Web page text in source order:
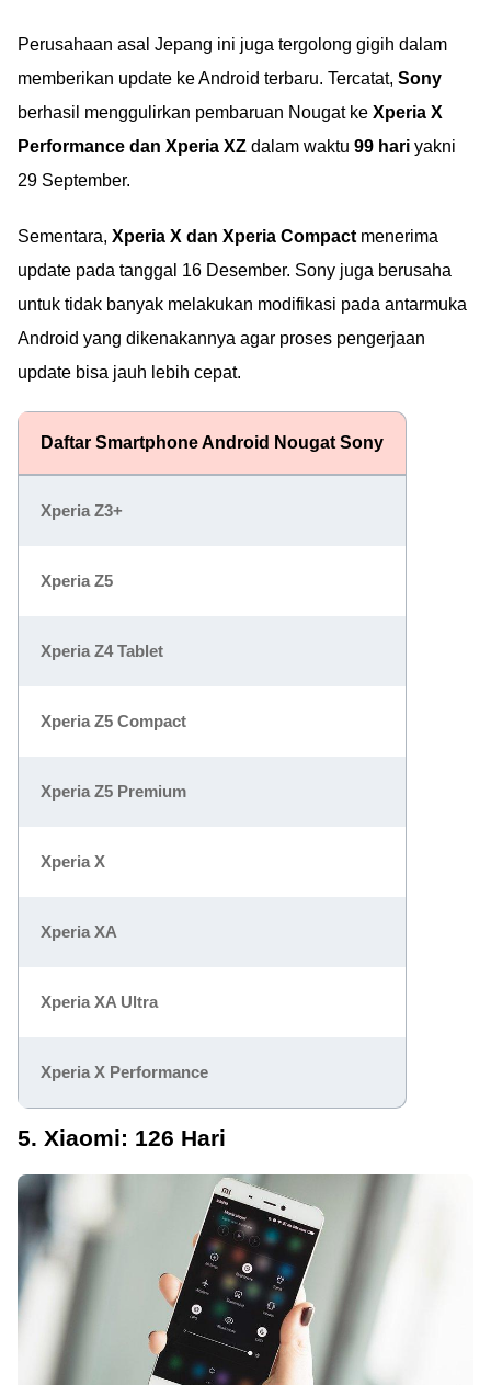
Perusahaan asal Jepang ini juga tergolong gigih dalam
memberikan update ke Android terbaru. Tercatat, Sony
berhasil menggulirkan pembaruan Nougat ke Xperia X
Performance dan Xperia XZ dalam waktu 99 hari yakni
29 September.
Sementara, Xperia X dan Xperia Compact menerima
update pada tanggal 16 Desember. Sony juga berusaha
untuk tidak banyak melakukan modifikasi pada antarmuka
Android yang dikenakannya agar proses pengerjaan
update bisa jauh lebih cepat.
Daftar Smartphone Android Nougat Sony
Xperia Z3+
Xperia Z5
Xperia Z4 Tablet
Xperia Z5 Compact
Xperia Z5 Premium
Xperia X
Xperia XA
Xperia XA Ultra
Xperia X Performance
5. Xiaomi: 126 Hari